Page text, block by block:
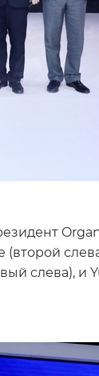
слева), и